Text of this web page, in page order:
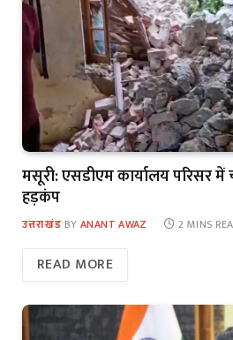
मसूरी: एसडीएम कार्यालय परिसर में
हड़कंप
उत्तराखंड BY ANANT AWAZ 2 MINS
READ MORE